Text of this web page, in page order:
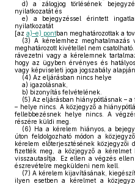
d) a zálogjog törlésének
nyilatkozatát és
e) a bejegyzéssel érintett
nyilatkozatát
[az a)–e) pontban meghatározottak a
(3) A kérelemhez meghatalmazás
meghatározott kivétellel nem
rávezetni vagy a kérelemnek
hogy az ügyben érvényes és
vagy képviseleti joga jogszabály
(4) Az eljárásban nincs helye
a) igazolásnak,
b) bizonyítás felvételének.
(5) Az eljárásban hiánypótlásnak –
– helye nincs. A közjegyző a
fellebbezésnek helye nincs. A
részére küldi meg.
(6) Ha a kérelem hiányos, a
úton feldolgozható módon a
kérelem előterjesztésének
fizették meg, a közjegyző a kérelmet
visszautasítja. Ez ellen a végzés
észrevételre megküldeni nem kell.
(7) A kérelem kijavításának,
ilyen esetben a kérelmet a